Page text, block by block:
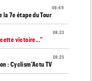
08:49
7e étape du Tour
08:33
cette victoire..."
08:25
: Cyclism'Actu TV